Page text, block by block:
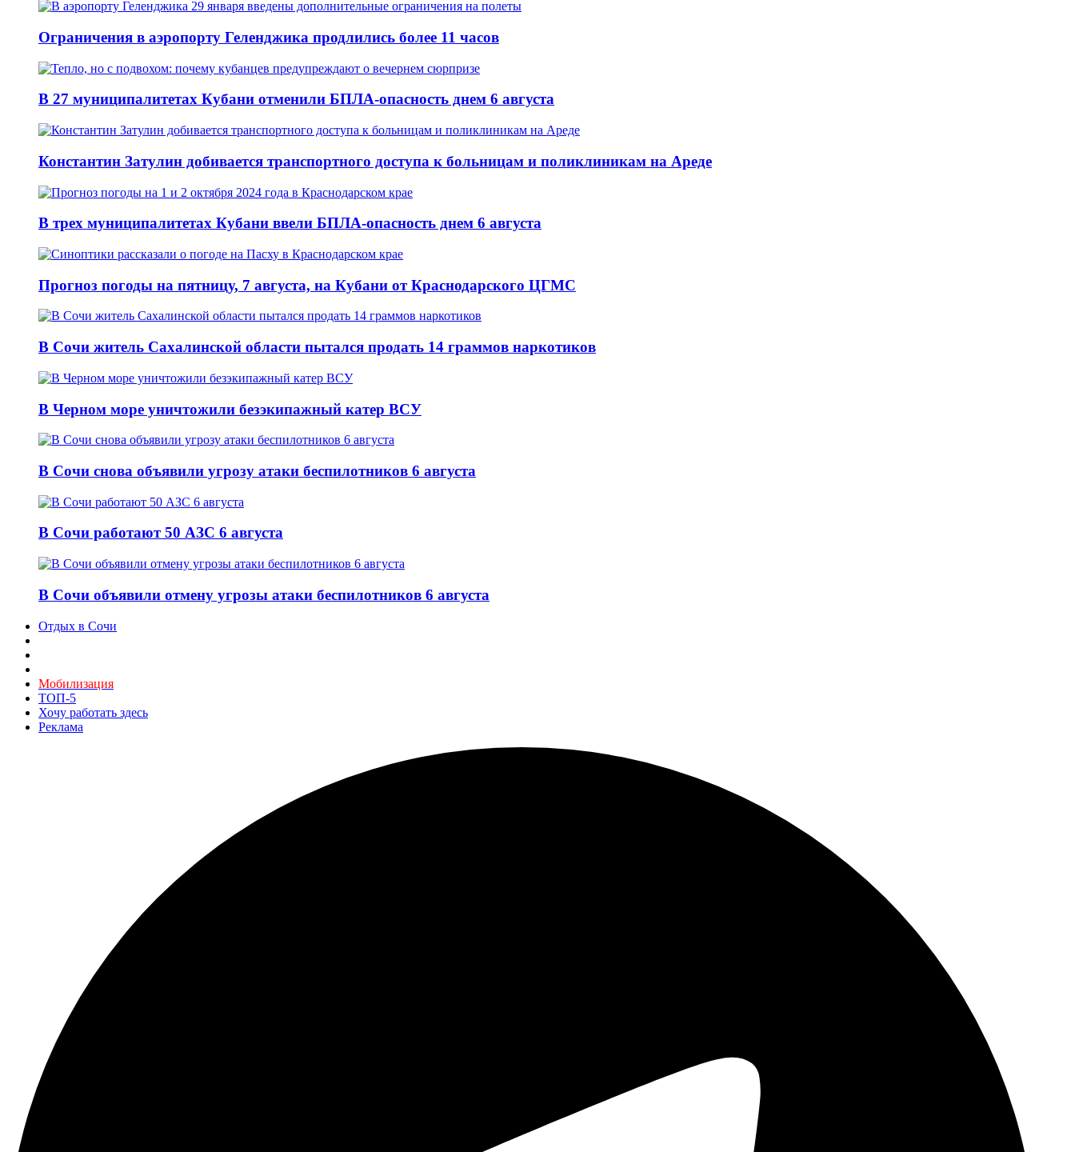
Ограничения в аэропорту Геленджика продлились более 11 часов
В 27 муниципалитетах Кубани отменили БПЛА-опасность днем 6 августа
Константин Затулин добивается транспортного доступа к больницам и поликлиникам на Ареде
В трех муниципалитетах Кубани ввели БПЛА-опасность днем 6 августа
Прогноз погоды на пятницу, 7 августа, на Кубани от Краснодарского ЦГМС
В Сочи житель Сахалинской области пытался продать 14 граммов наркотиков
В Черном море уничтожили безэкипажный катер ВСУ
В Сочи снова объявили угрозу атаки беспилотников 6 августа
В Сочи работают 50 АЗС 6 августа
В Сочи объявили отмену угрозы атаки беспилотников 6 августа
Отдых в Сочи
Мобилизация
ТОП-5
Хочу работать здесь
Реклама